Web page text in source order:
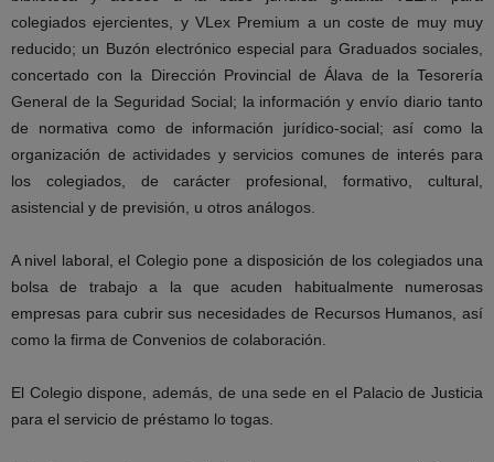
colegiados ejercientes, y VLex Premium a un coste de muy muy
reducido; un Buzón electrónico especial para Graduados sociales,
concertado con la Dirección Provincial de Álava de la Tesorería
General de la Seguridad Social; la información y envío diario tanto
de normativa como de información jurídico-social; así como la
organización de actividades y servicios comunes de interés para
los colegiados, de carácter profesional, formativo, cultural,
asistencial y de previsión, u otros análogos.
A nivel laboral, el Colegio pone a disposición de los colegiados una
bolsa de trabajo a la que acuden habitualmente numerosas
empresas para cubrir sus necesidades de Recursos Humanos, así
como la firma de Convenios de colaboración.
El Colegio dispone, además, de una sede en el Palacio de Justicia
para el servicio de préstamo lo togas.